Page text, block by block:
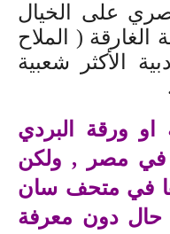
على الخيال
الغارقة ( الملاح
الأكثر شعبية
او ورقة البردي
في مصر , ولكن
في متحف سان
دون معرفة